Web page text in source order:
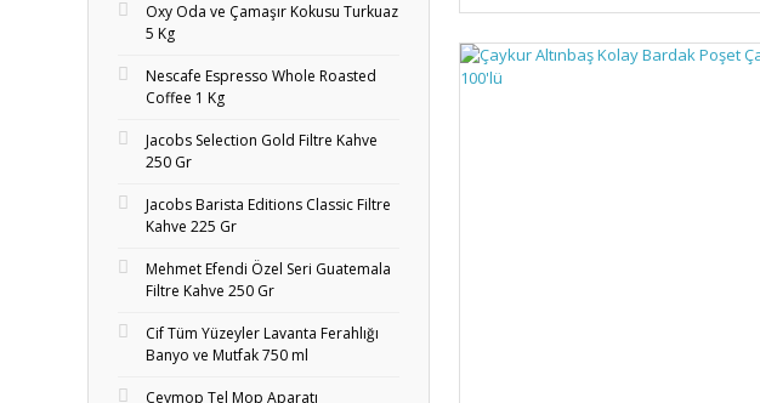
Oxy Oda ve Çamaşır Kokusu Turkuaz
5 Kg
Nescafe Espresso Whole Roasted
Coffee 1 Kg
Jacobs Selection Gold Filtre Kahve
250 Gr
Jacobs Barista Editions Classic Filtre
Kahve 225 Gr
Mehmet Efendi Özel Seri Guatemala
Filtre Kahve 250 Gr
Cif Tüm Yüzeyler Lavanta Ferahlığı
Banyo ve Mutfak 750 ml
Ceymop Tel Mop Aparatı